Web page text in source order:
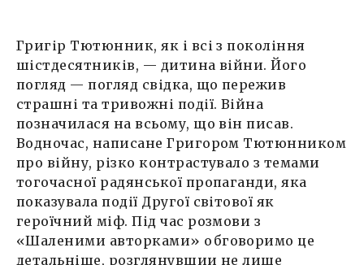
Григір Тютюнник, як і всі з покоління
шістдесятників, — дитина війни. Його
погляд — погляд свідка, що пережив
страшні та тривожні події. Війна
позначилася на всьому, що він писав.
Водночас, написане Григором Тютюнником
про війну, різко контрастувало з темами
тогочасної радянської пропаганди, яка
показувала події Другої світової як
героїчний міф. Під час розмови з
«Шаленими авторками» обговоримо це
детальніше, розглянувшии не лише